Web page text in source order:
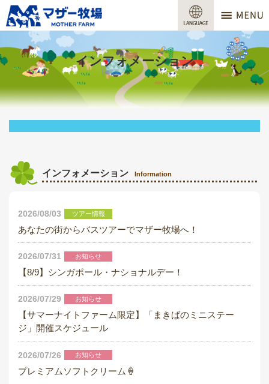
営業時間
料金
交通アクセス
サービスガイド
団体プラン
採用情報
インフォメーション
インフォメーション Information
2026/08/03 ツアー情報
あなたの街からバスツアーでマザー牧場へ！
2026/07/31 お知らせ
【8/9】シンガポール・ナショナルデー！
2026/07/29 お知らせ
【サマーナイトファーム限定】「まきばのミニステー
ジ」開催スケジュール
2026/07/26 お知らせ
プレミアムソフトクリーム🍦